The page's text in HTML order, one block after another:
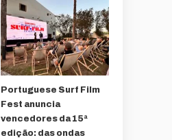
Portuguese Surf Film
Fest anuncia
vencedores da 15ª
edição: das ondas